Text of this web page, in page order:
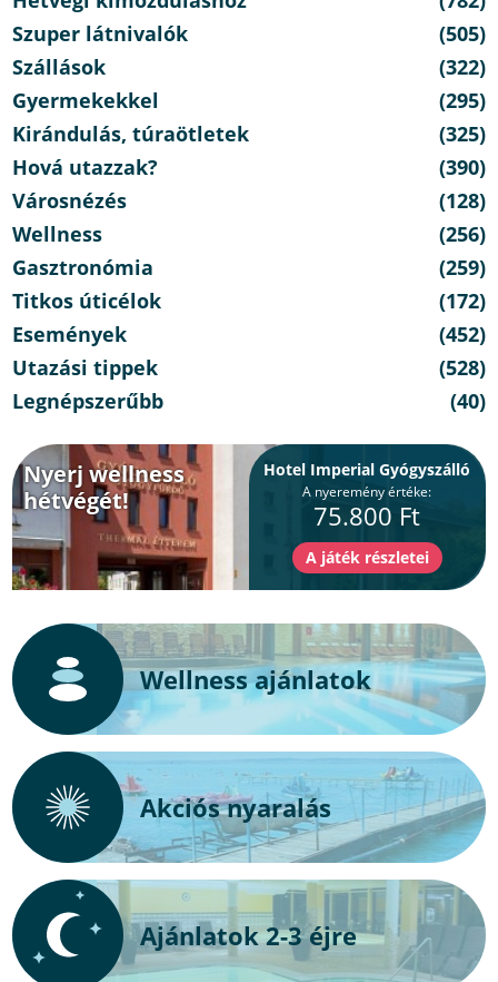
Szuper látnivalók
(505)
Szállások
(322)
Gyermekekkel
(295)
Kirándulás, túraötletek
(325)
Hová utazzak?
(390)
Városnézés
(128)
Wellness
(256)
Gasztronómia
(259)
Titkos úticélok
(172)
Események
(452)
Utazási tippek
(528)
Legnépszerűbb
(40)
Nyerj wellness
hétvégét!
Hotel Imperial Gyógyszálló
A nyeremény értéke:
75.800 Ft
Wellness ajánlatok
Akciós nyaralás
Ajánlatok 2-3 éjre